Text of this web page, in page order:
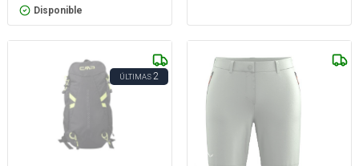
Disponible
ÚLTIMAS2